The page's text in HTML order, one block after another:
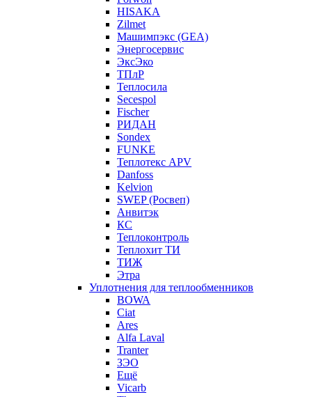
HISAKA
Zilmet
Машимпэкс (GEA)
Энергосервис
ЭксЭко
ТПлР
Теплосила
Secespol
Fischer
РИДАН
Sondex
FUNKE
Теплотекс APV
Danfoss
Kelvion
SWEP (Росвеп)
Анвитэк
КС
Теплоконтроль
Теплохит ТИ
ТИЖ
Этра
Уплотнения для теплообменников
BOWA
Ciat
Ares
Alfa Laval
Tranter
ЗЭО
Ещё
Vicarb